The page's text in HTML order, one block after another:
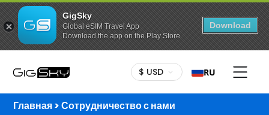
GigSky
Global eSIM Travel App
Download the app on the Play Store
Download
$ USD RU
Главная > Сотрудничество с нами